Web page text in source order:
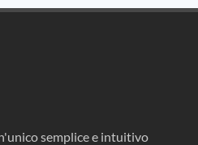
semplice e intuitivo